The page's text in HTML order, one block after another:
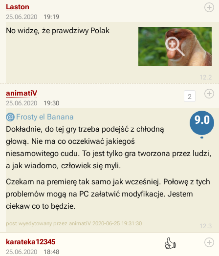
25.06.2020 19:19
12.2
Laston
No widzę, że prawdziwy Polak
25.06.2020 19:30
12.3
2
animatiV
9.0
Frosty el Banana
Dokładnie, do tej gry trzeba podejść z chłodną
głową. Nie ma co oczekiwać jakiegoś
niesamowitego cudu. To jest tylko gra tworzona przez ludzi,
a jak wiadomo, człowiek się myli.
Czekam na premierę tak samo jak wcześniej. Połowę z tych
problemów mogą na PC załatwić modyfikacje. Jestem
ciekaw co to będzie.
post wyedytowany przez animatiV 2020-06-25 19:31:30
25.06.2020 18:48
👍
karateka12345